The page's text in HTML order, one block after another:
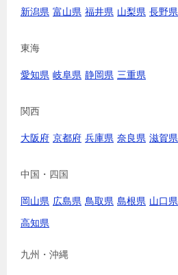
新潟県 富山県 福井県 山梨県 長野県
東海
愛知県 岐阜県 静岡県 三重県
関西
大阪府 京都府 兵庫県 奈良県 滋賀県
中国・四国
岡山県 広島県 鳥取県 島根県 山口県
高知県
九州・沖縄